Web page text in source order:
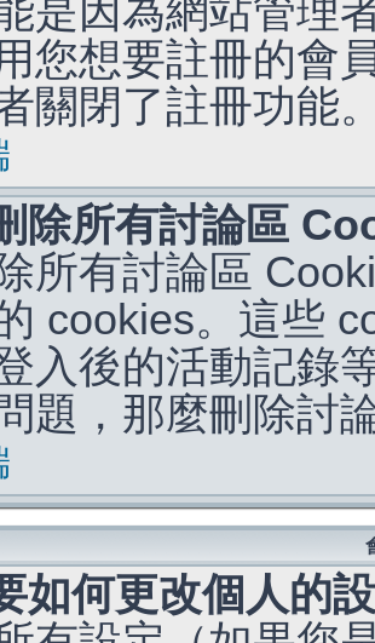
是因為網站管理
您想要註冊的會
關閉了註冊功能
除所有討論區
除所有討論區
cookies。這些
入後的活動記錄
題，那麼刪除討
如何更改個人的